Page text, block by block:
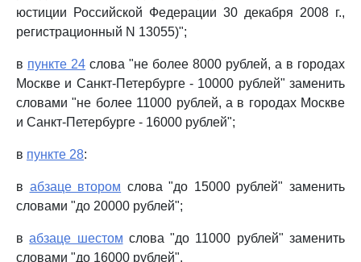
юстиции Российской Федерации 30 декабря 2008 г.,
регистрационный N 13055)";
в пункте 24 слова "не более 8000 рублей, а в городах
Москве и Санкт-Петербурге - 10000 рублей" заменить
словами "не более 11000 рублей, а в городах Москве
и Санкт-Петербурге - 16000 рублей";
в пункте 28:
в абзаце втором слова "до 15000 рублей" заменить
словами "до 20000 рублей";
вабзаце шестом слова "до 11000 рублей" заменить
словами "до 16000 рублей".